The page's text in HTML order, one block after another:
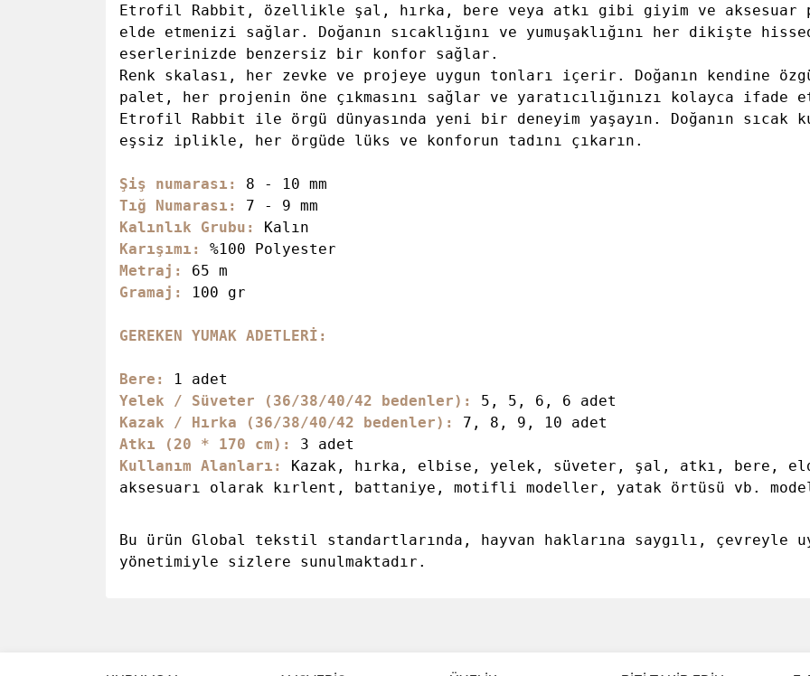
Etrofil Rabbit, özellikle şal, hırka, bere veya atkı gibi giyim ve aksesuar
elde etmenizi sağlar. Doğanın sıcaklığını ve yumuşaklığını her dikişte
eserlerinizde benzersiz bir konfor sağlar.
Renk skalası, her zevke ve projeye uygun tonları içerir. Doğanın kendine
palet, her projenin öne çıkmasını sağlar ve yaratıcılığınızı kolayca ifade
Etrofil Rabbit ile örgü dünyasında yeni bir deneyim yaşayın. Doğanın sıcak
eşsiz iplikle, her örgüde lüks ve konforun tadını çıkarın.
Şiş numarası:
8 - 10 mm
Tığ Numarası:
7 - 9 mm
Kalınlık Grubu:
Kalın
Karışımı:
%100 Polyester
Metraj:
65 m
Gramaj:
100 gr
GEREKEN YUMAK ADETLERİ:
Bere:
1 adet
Yelek / Süveter (36/38/40/42 bedenler) :
5, 5, 6, 6 adet
Kazak / Hırka (36/38/40/42 bedenler):
7, 8, 9, 10 adet
Atkı (20 * 170 cm):
3 adet
Kullanım Alanları:
Kazak, hırka, elbise, yelek, süveter, şal, atkı, bere,
aksesuarı olarak kırlent, battaniye, motifli modeller, yatak örtüsü vb.
Bu ürün Global tekstil standartlarında, hayvan haklarına saygılı, çevreyle
yönetimiyle sizlere sunulmaktadır.